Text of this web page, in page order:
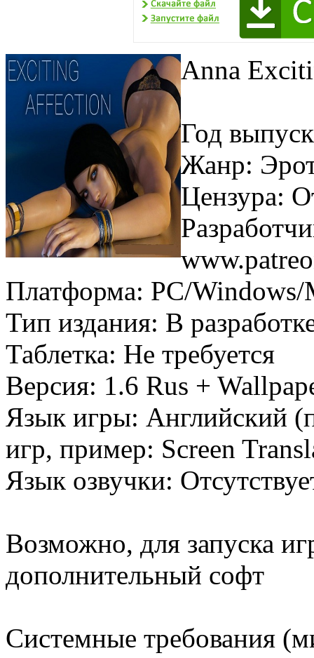
Anna
Год
Жанр:
Цензура:
Платформа: PC/
Тип издания: В
Таблетка: Не требуется
Версия: 1.6 Rus +
Язык игры: Английский
игр, пример: Screen
Язык озвучки:
Возможно, для запуска
дополнительный софт
Системные требования